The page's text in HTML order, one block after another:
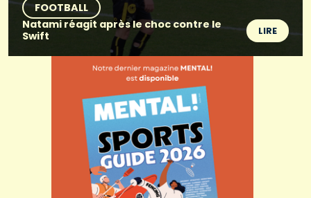
FOOTBALL
Natami réagit après le choc contre le
Swift
LIRE